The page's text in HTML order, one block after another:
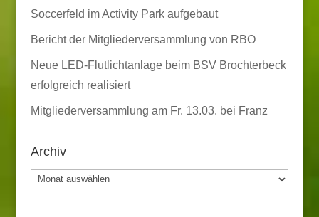
Soccerfeld im Activity Park aufgebaut
Bericht der Mitgliederversammlung von RBO
Neue LED-Flutlichtanlage beim BSV Brochterbeck
erfolgreich realisiert
Mitgliederversammlung am Fr. 13.03. bei Franz
Archiv
Archiv